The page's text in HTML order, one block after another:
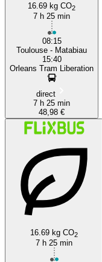
16.69 kg CO2
7 h 25 min
08:15
Toulouse - Matabiau
15:40
Orleans Tram Liberation
direct
7 h 25 min
48,98 €
16.69 kg CO2
7 h 25 min